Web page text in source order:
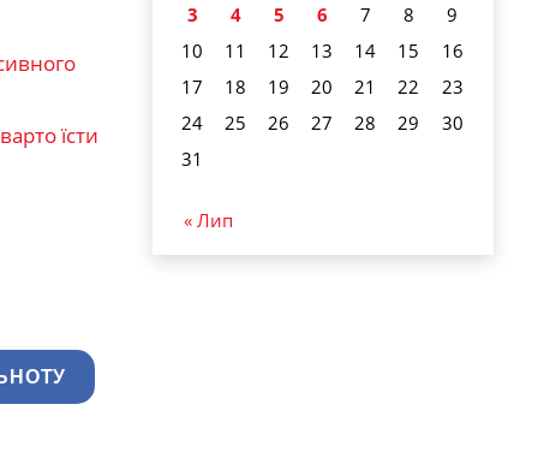
їсти
3
4 5 6 7 8
9
10
11 12 13 14 15
16
17
18 19 20 21 22
23
24
25 26 27 28 29
30
31
« Лип